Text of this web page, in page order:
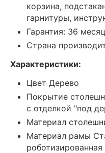
корзина,
гарнитуры,
Гарантия: 36
Страна
Характеристики:
Цвет Дерево
Покрытие
с отделкой "под
Материал
Материал рамы